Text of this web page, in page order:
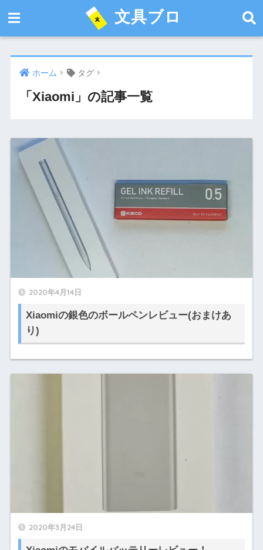
文具ブロ
ホーム タグ
「Xiaomi」の記事一覧
2020年4月14日
Xiaomiの銀色のボールペンレビュー(おまけあ
り)
2020年3月24日